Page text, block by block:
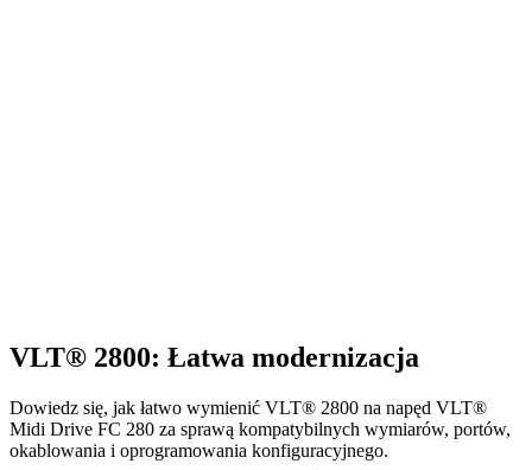
VLT® 2800: Łatwa modernizacja
Dowiedz się, jak łatwo wymienić VLT® 2800 na napęd VLT®
Midi Drive FC 280 za sprawą kompatybilnych wymiarów, portów,
okablowania i oprogramowania konfiguracyjnego.